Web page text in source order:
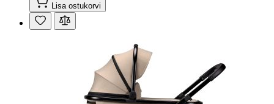
Lisa ostukorvi